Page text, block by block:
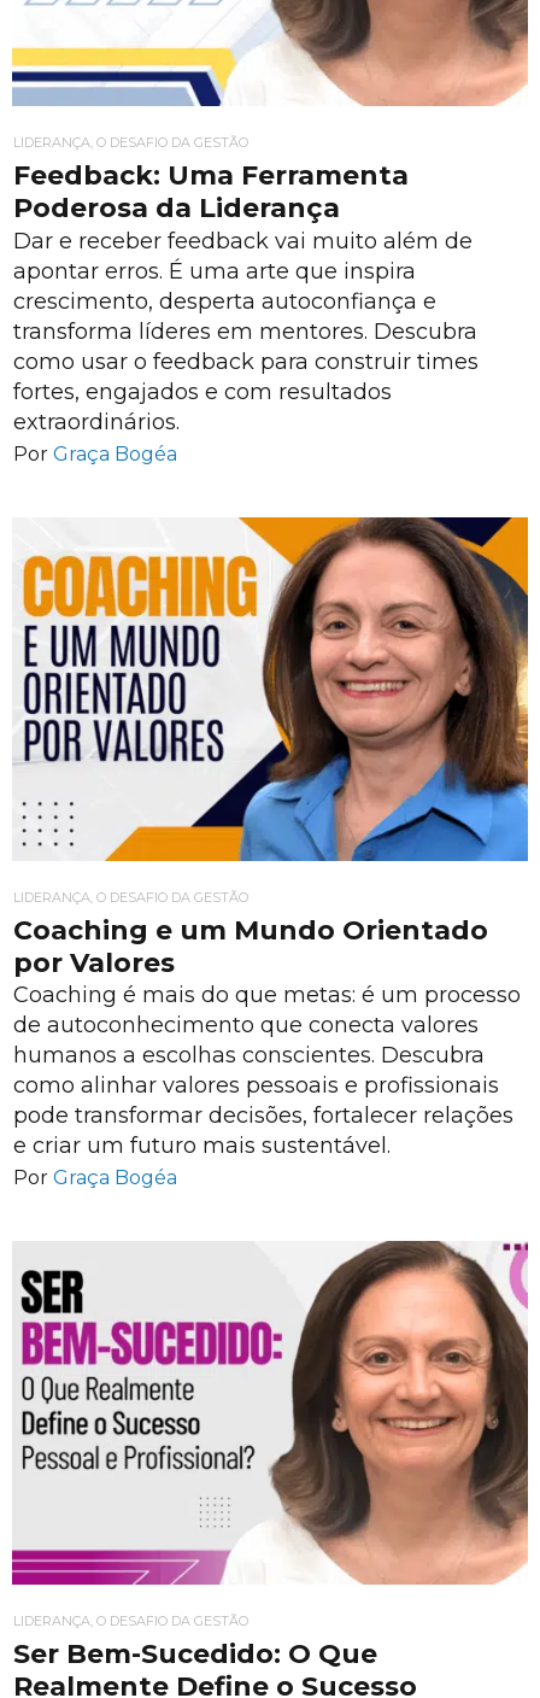
LIDERANÇA, O DESAFIO DA GESTÃO
Feedback: Uma Ferramenta
Poderosa da Liderança
Dar e receber feedback vai muito além de
apontar erros. É uma arte que inspira
crescimento, desperta autoconfiança e
transforma líderes em mentores. Descubra
como usar o feedback para construir times
fortes, engajados e com resultados
extraordinários.
Por Graça Bogéa
LIDERANÇA, O DESAFIO DA GESTÃO
Coaching e um Mundo Orientado
por Valores
Coaching é mais do que metas: é um processo
de autoconhecimento que conecta valores
humanos a escolhas conscientes. Descubra
como alinhar valores pessoais e profissionais
pode transformar decisões, fortalecer relações
e criar um futuro mais sustentável.
Por Graça Bogéa
LIDERANÇA, O DESAFIO DA GESTÃO
Ser Bem-Sucedido: O Que
Realmente Define o Sucesso